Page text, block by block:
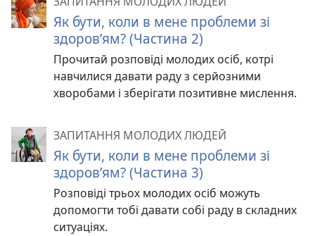
Як бути, коли в мене проблеми зі
здоров’ям? (Частина 2)
Прочитай розповіді молодих осіб, котрі
навчилися давати раду з серйозними
хворобами і зберігати позитивне мислення.
ЗАПИТАННЯ МОЛОДИХ ЛЮДЕЙ
Як бути, коли в мене проблеми зі
здоров’ям? (Частина 3)
Розповіді трьох молодих осіб можуть
допомогти тобі давати собі раду в складних
ситуаціях.